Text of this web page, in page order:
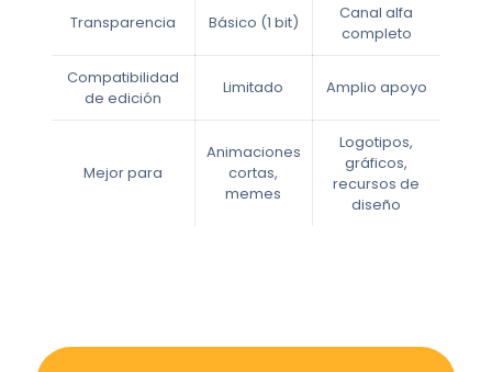
Transparencia Básico (1 bit)
Canal alfa
completo
Compatibilidad
de edición
Limitado Amplio apoyo
Mejor para
Animaciones
cortas,
memes
Logotipos,
gráficos,
recursos de
diseño